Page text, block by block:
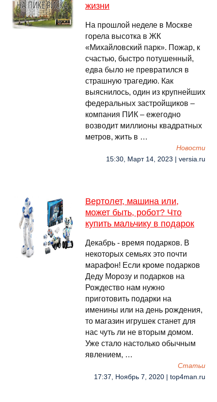
жизни
На прошлой неделе в Москве
горела высотка в ЖК
«Михайловский парк». Пожар, к
счастью, быстро потушенный,
едва было не превратился в
страшную трагедию. Как
выяснилось, один из крупнейших
федеральных застройщиков –
компания ПИК – ежегодно
возводит миллионы квадратных
метров, жить в …
Новости
15:30, Март 14, 2023 | versia.ru
Вертолет, машина или,
может быть, робот? Что
купить мальчику в подарок
Декабрь - время подарков. В
некоторых семьях это почти
марафон! Если кроме подарков
Деду Морозу и подарков на
Рождество нам нужно
приготовить подарки на
именины или на день рождения,
то магазин игрушек станет для
нас чуть ли не вторым домом.
Уже стало настолько обычным
явлением, …
Cтатьи
17:37, Ноябрь 7, 2020 | top4man.ru